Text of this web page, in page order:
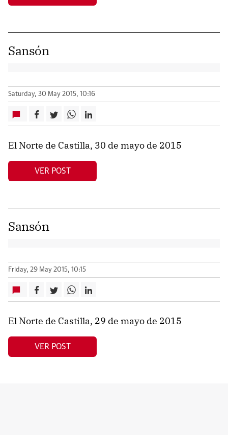
Sansón
Saturday, 30 May 2015, 10:16
El Norte de Castilla, 30 de mayo de 2015
VER POST
Sansón
Friday, 29 May 2015, 10:15
El Norte de Castilla, 29 de mayo de 2015
VER POST